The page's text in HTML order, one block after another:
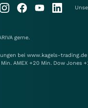
gerne.
bei www.kagels-trading.de
AMEX +20 Min. Dow Jones